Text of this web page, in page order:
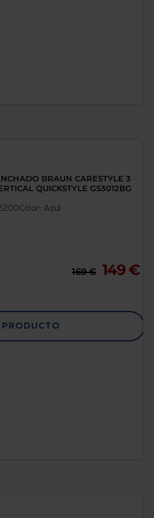
BRAUN CARESTYLE 3
QUICKSTYLE GS3012BG
Color : Azul
169 € 149 €
PRODUCTO